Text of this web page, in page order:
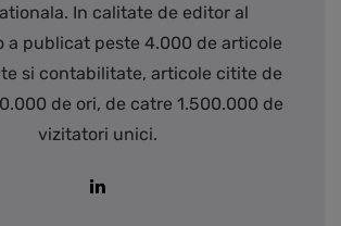
In calitate de editor al
a publicat peste 4.000 de articole
si contabilitate, articole citite de
de ori, de catre 1.500.000 de
vizitatori unici.